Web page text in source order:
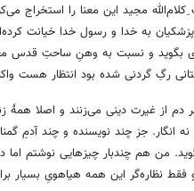
مجید این معنا را استخراج
پزشکیان به خدا و رسول خدا خیانت
بگوید و نسبت به وهنِ ساحتِ قدس
رگِ گردنی شده بود انتظار هست
از غیرت دینی می‌زنند و اصلا همۀ
نه انگار. جز چند نویسنده و چند آدمِ
من هم چندبار چیزهایی نوشتم
نظاره‌گر این همه هیاهویِ بسیار